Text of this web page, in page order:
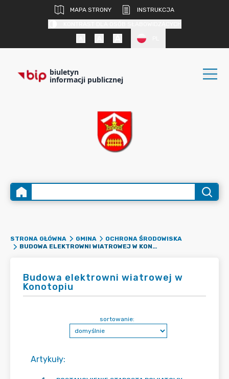
MAPA STRONY
INSTRUKCJA
biuletyn
informacji publicznej
STRONA GŁÓWNA GMINA
OCHRONA ŚRODOWISKA
BUDOWA ELEKTROWNI WIATROWEJ W KONOTOPIU
Budowa elektrowni wiatrowej w
Konotopiu
Artykuły:
sortowanie: